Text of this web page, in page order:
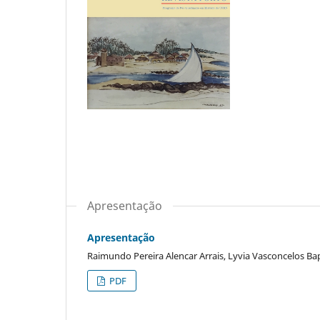
Apresentação
Apresentação
Raimundo Pereira Alencar Arrais, Lyvia Vasconcelos
PDF